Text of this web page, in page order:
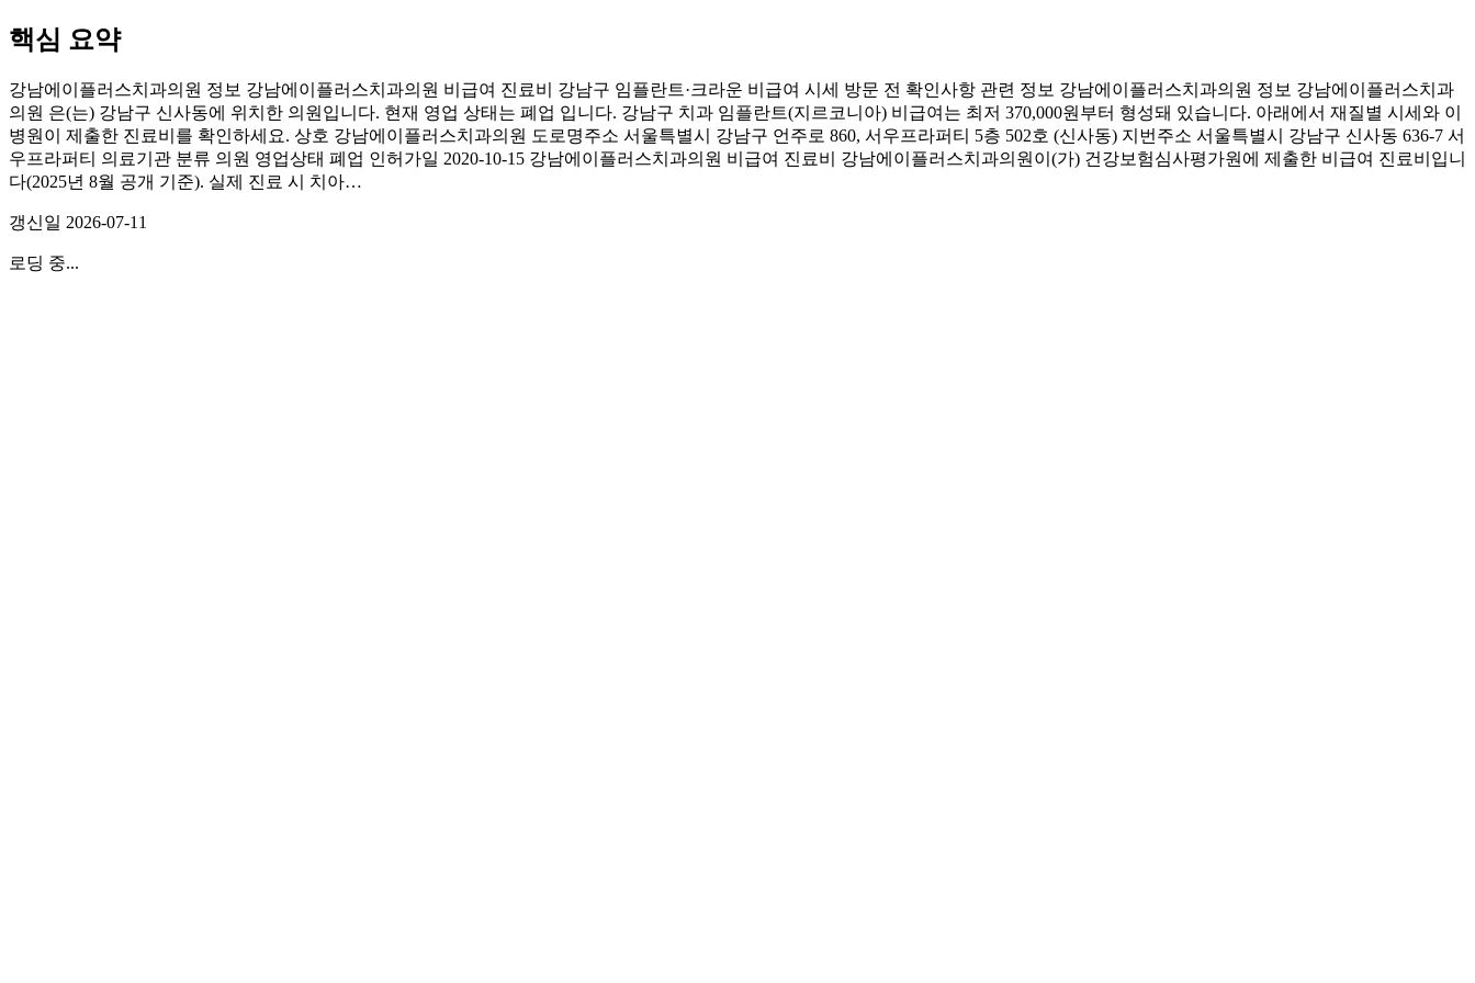
핵심 요약
강남에이플러스치과의원 정보 강남에이플러스치과의원 비급여 진료비 강남구 임플란트·크라운 비급여 시세 방문 전 확인사항 관련 정보 강남에이플러스치과의원 정보 강남에이플러스치과
의원 은(는) 강남구 신사동에 위치한 의원입니다. 현재 영업 상태는 폐업 입니다. 강남구 치과 임플란트(지르코니아) 비급여는 최저 370,000원부터 형성돼 있습니다. 아래에서 재질별 시세와 이
병원이 제출한 진료비를 확인하세요. 상호 강남에이플러스치과의원 도로명주소 서울특별시 강남구 언주로 860, 서우프라퍼티 5층 502호 (신사동) 지번주소 서울특별시 강남구 신사동 636-7 서
우프라퍼티 의료기관 분류 의원 영업상태 폐업 인허가일 2020-10-15 강남에이플러스치과의원 비급여 진료비 강남에이플러스치과의원이(가) 건강보험심사평가원에 제출한 비급여 진료비입니
다(2025년 8월 공개 기준). 실제 진료 시 치아…
갱신일 2026-07-11
로딩 중...